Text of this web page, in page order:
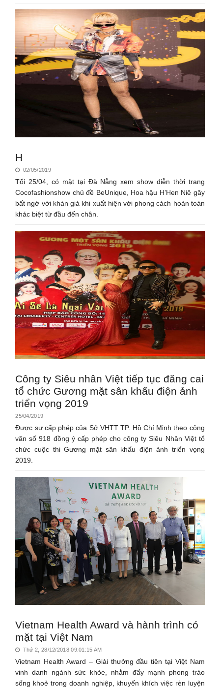
H
02/05/2019
Tối 25/04, có mặt tại Đà Nẵng xem show diễn thời trang
Cocofashionshow chủ đề BeUnique, Hoa hậu H’Hen Niê gây
bất ngờ với khán giả khi xuất hiện với phong cách hoàn toàn
khác biệt từ đầu đến chân.
Công ty Siêu nhân Việt tiếp tục đăng cai
tổ chức Gương mặt sân khấu điện ảnh
triển vọng 2019
25/04/2019
Được sự cấp phép của Sở VHTT TP. Hồ Chí Minh theo công
văn số 918 đồng ý cấp phép cho công ty Siêu Nhân Việt tổ
chức cuộc thi Gương mặt sân khấu điện ảnh triển vọng
2019.
Vietnam Health Award và hành trình có
mặt tại Việt Nam
Thứ 2, 28/12/2018 09:01:15 AM
Vietnam Health Award – Giải thưởng đầu tiên tại Việt Nam
vinh danh ngành sức khỏe, nhằm đẩy mạnh phong trào
sống khoẻ trong doanh nghiệp, khuyến khích việc rèn luyện